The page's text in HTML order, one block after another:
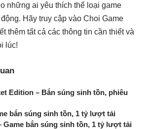
những ai yêu thích thể loại game
Hãy truy cập vào Choi Game
thêm tất cả các thông tin cần thiết và
lúc!
Edition – Bắn súng sinh tồn, phiêu
bắn súng sinh tồn, 1 tỷ lượt tải
Game bắn súng sinh tồn, 1 tỷ lượt tải